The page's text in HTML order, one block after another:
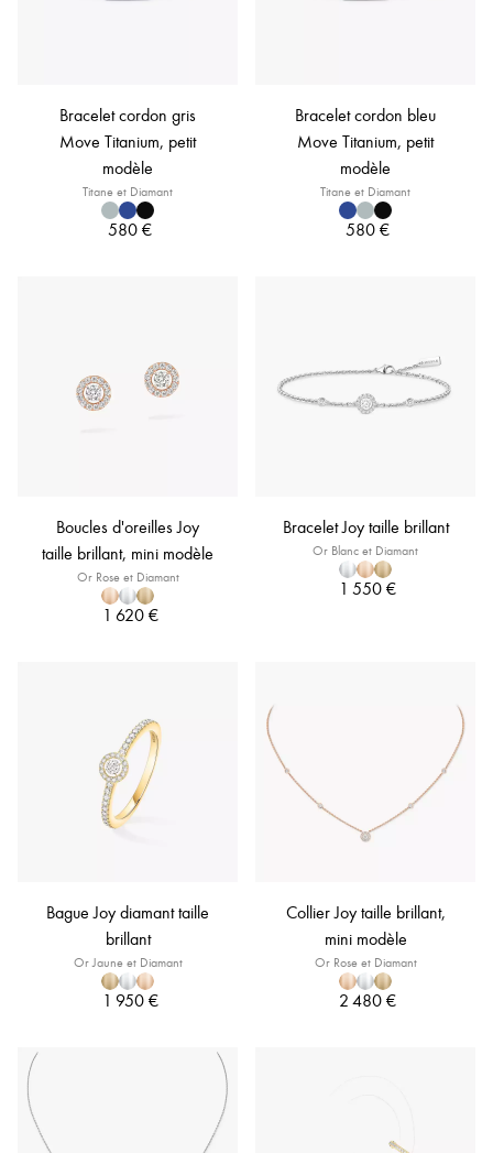
Bracelet cordon gris
Move Titanium, petit
modèle
Titane et Diamant
580 €
Bracelet cordon bleu
Move Titanium, petit
modèle
Titane et Diamant
580 €
Boucles d'oreilles Joy
taille brillant, mini modèle
Or Rose et Diamant
1 620 €
Bracelet Joy taille brillant
Or Blanc et Diamant
1 550 €
Bague Joy diamant taille
brillant
Or Jaune et Diamant
1 950 €
Collier Joy taille brillant,
mini modèle
Or Rose et Diamant
2 480 €